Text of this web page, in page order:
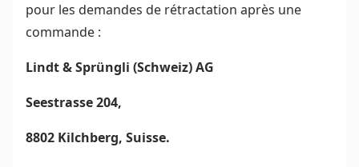
pour les demandes de rétractation après une
commande :
Lindt & Sprüngli (Schweiz) AG
Seestrasse 204,
8802 Kilchberg, Suisse.